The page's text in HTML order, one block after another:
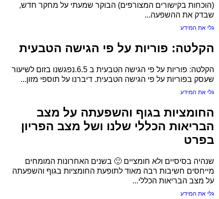
(הוכחות בקישורים המצורפים) הבוקר שמעתי על מחקר חדש,
שבדק את ההשפעה...
גלי את המידע
הקלטה: פוריות על פי הגישה הטבעית
הקלטה: פוריות על פי הגישה הטבעית ב 6.5.נפגשנו בזום לשיעור
שעסק בפוריות על פי הגישה הטבעית. דיברנו על תוספי מזון...
גלי את המידע
החומציות בגוף והשפעתה על מצב
הבריאות הכללי שלנו ושל מצב הפריון
בפרט
שנהיה בסיסיים ולא חומציים 🙂 בשנים האחרונות המומחים
מייחסים חשיבות רבה מאוד לתופעת החומציות בגוף והשפעתה
על מצב הבריאות הכללי...
גלי את המידע